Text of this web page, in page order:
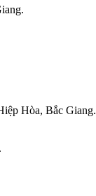
.
Hòa, Bắc Giang.